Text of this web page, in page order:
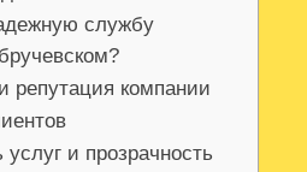
службу
репутация компании
и прозрачность